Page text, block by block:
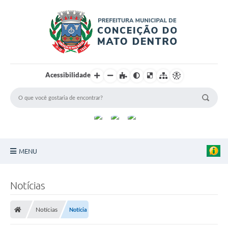
Acessibilidade
MENU
Turismo
Notícias
Notícias Notícia